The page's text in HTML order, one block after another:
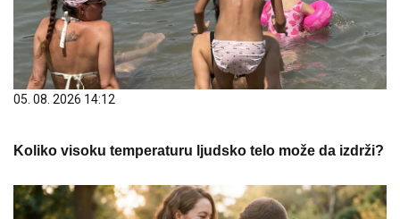
05. 08. 2026 14:12
Koliko visoku temperaturu ljudsko telo može da izdrži?